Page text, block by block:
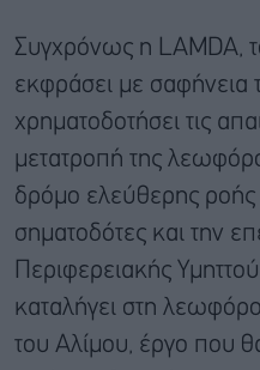
Συγχρόνως η LAMDA,
εκφράσει με σαφήνεια
χρηματοδοτήσει τις
μετατροπή της
δρόμο ελεύθερης
σηματοδότες και την
Περιφερειακής
καταλήγει στη
του Αλίμου, έργο που